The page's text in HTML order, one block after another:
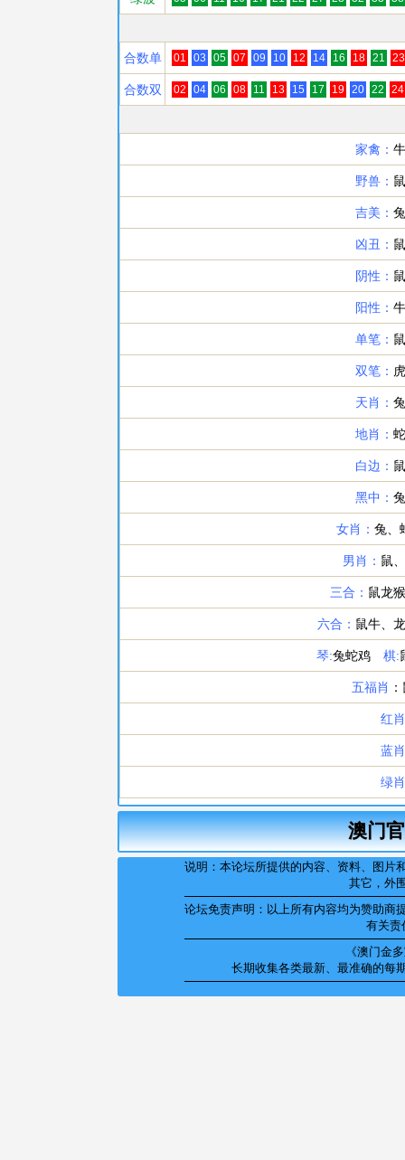
澳门
说明：本论坛所提供的内容、资料、图
其它，外
论坛免责声明：以上所有内容均为赞助商
有关责
《澳门金
长期收集各类最新、最准确的每